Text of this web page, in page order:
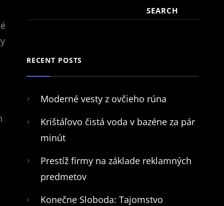
SEARCH
RECENT POSTS
Moderné vesty z ovčieho rúna
Krištáľovo čistá voda v bazéne za pár
minút
Prestíž firmy na základe reklamných
predmetov
Konečne Sloboda: Tajomstvo